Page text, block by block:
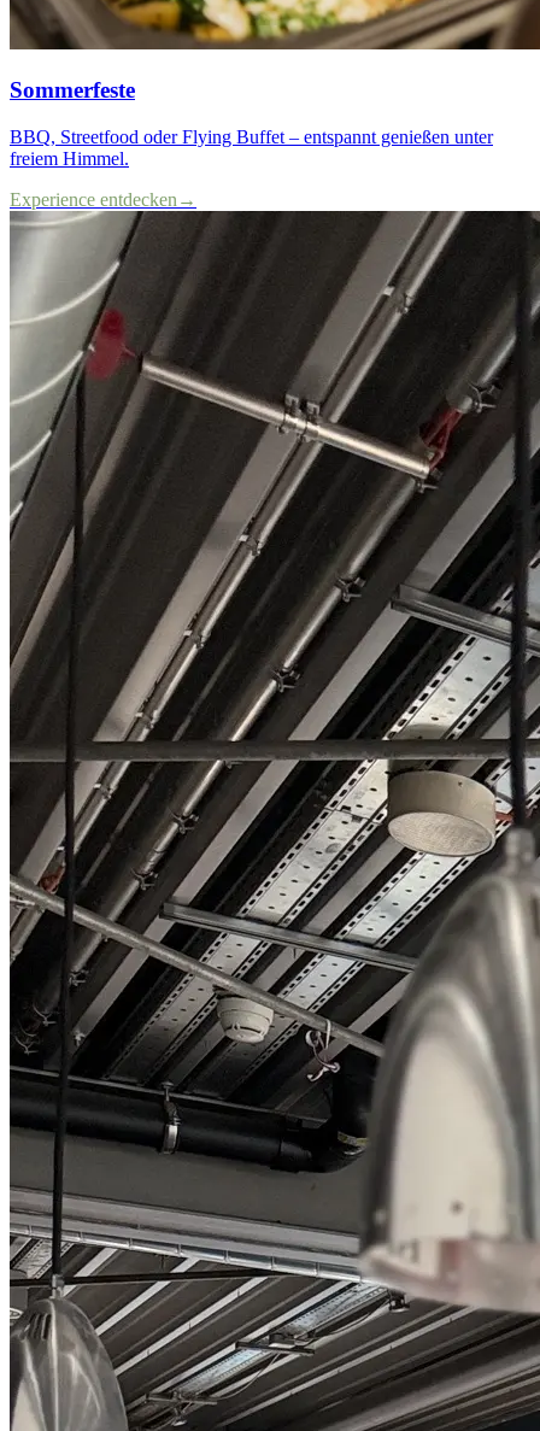
Sommerfeste
BBQ, Streetfood oder Flying Buffet – entspannt genießen unter
freiem Himmel.
Experience entdecken →